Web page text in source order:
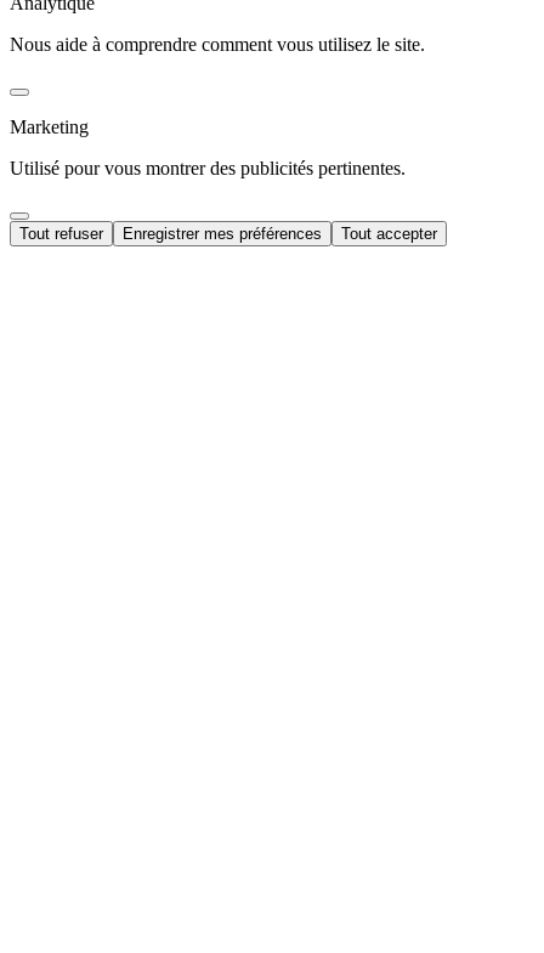
Nous aide à comprendre comment vous utilisez le site.
Marketing
Utilisé pour vous montrer des publicités pertinentes.
Tout refuser Enregistrer mes préférences Tout accepter